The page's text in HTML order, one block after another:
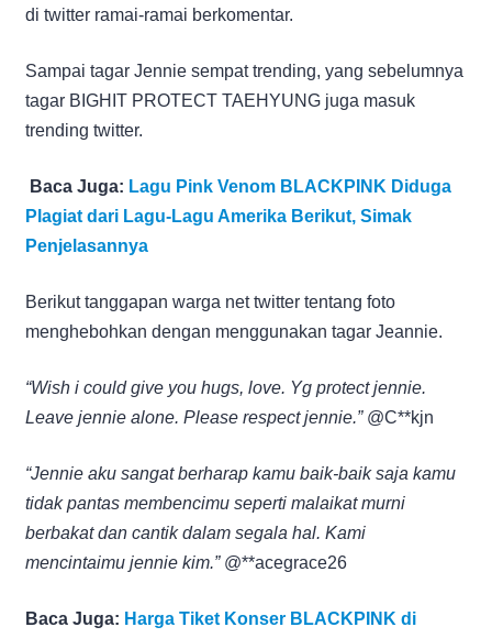
di twitter ramai-ramai berkomentar.
Sampai tagar Jennie sempat trending, yang sebelumnya
tagar BIGHIT PROTECT TAEHYUNG juga masuk
trending twitter.
Baca Juga: Lagu Pink Venom BLACKPINK Diduga
Plagiat dari Lagu-Lagu Amerika Berikut, Simak
Penjelasannya
Berikut tanggapan warga net twitter tentang foto
menghebohkan dengan menggunakan tagar Jeannie.
“Wish i could give you hugs, love. Yg protect jennie.
Leave jennie alone. Please respect jennie.” @C**kjn
“Jennie aku sangat berharap kamu baik-baik saja kamu
tidak pantas membencimu seperti malaikat murni
berbakat dan cantik dalam segala hal. Kami
mencintaimu jennie kim.” @**acegrace26
Baca Juga: Harga Tiket Konser BLACKPINK di